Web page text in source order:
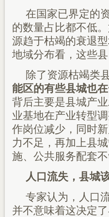
在国家已界定的
的数量占比都不低
源趋于枯竭的衰退
地域分布看，这些
除了资源枯竭类
能区的有些县城也
背后主要是县城产
业基地在产业转型
作岗位减少，同时
力不足，再加上县
施、公共服务配套
人口流失，县城
专家认为，人口
并不意味着这决定